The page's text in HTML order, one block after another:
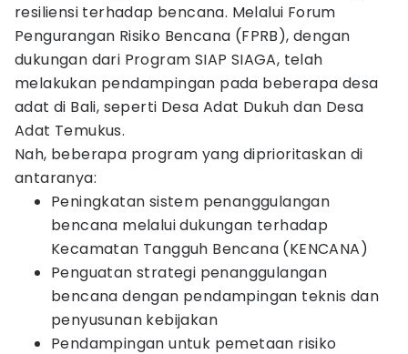
resiliensi terhadap bencana. Melalui Forum
Pengurangan Risiko Bencana (FPRB), dengan
dukungan dari Program SIAP SIAGA, telah
melakukan pendampingan pada beberapa desa
adat di Bali, seperti Desa Adat Dukuh dan Desa
Adat Temukus.
Nah, beberapa program yang diprioritaskan di
antaranya:
Peningkatan sistem penanggulangan
bencana melalui dukungan terhadap
Kecamatan Tangguh Bencana (KENCANA)
Penguatan strategi penanggulangan
bencana dengan pendampingan teknis dan
penyusunan kebijakan
Pendampingan untuk pemetaan risiko